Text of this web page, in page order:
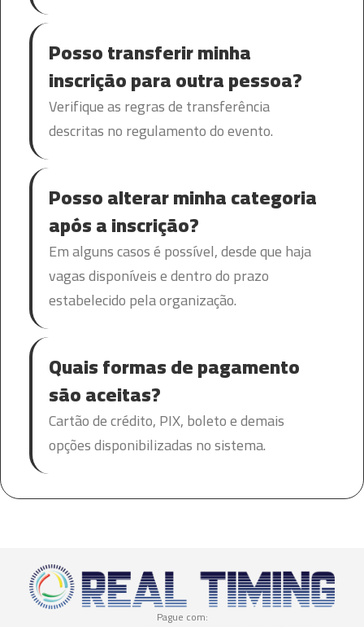
Posso transferir minha
inscrição para outra pessoa?
Verifique as regras de transferência
descritas no regulamento do evento.
Posso alterar minha categoria
após a inscrição?
Em alguns casos é possível, desde que haja
vagas disponíveis e dentro do prazo
estabelecido pela organização.
Quais formas de pagamento
são aceitas?
Cartão de crédito, PIX, boleto e demais
opções disponibilizadas no sistema.
Pague com: